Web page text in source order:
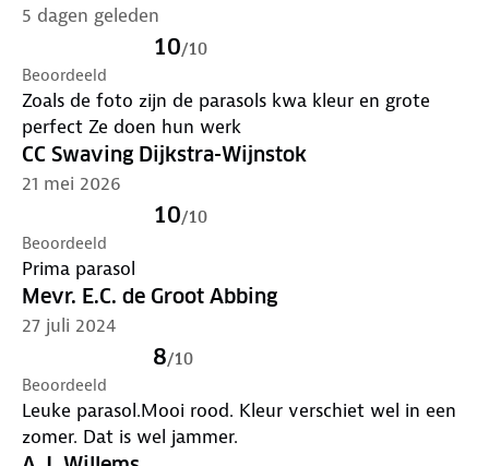
5 dagen geleden
10/10
Beoordeeld
Zoals de foto zijn de parasols kwa kleur en grote
perfect Ze doen hun werk
CC Swaving Dijkstra-Wijnstok
21 mei 2026
10/10
Beoordeeld
Prima parasol
Mevr. E.C. de Groot Abbing
27 juli 2024
8/10
Beoordeeld
Leuke parasol.Mooi rood. Kleur verschiet wel in een
zomer. Dat is wel jammer.